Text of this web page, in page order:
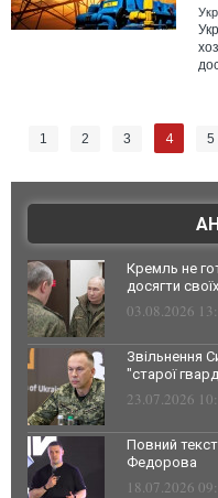
1 2 3 4 5
Кремль не
досягти
03.08.2026
Звільнення
"старої
23.07.2026
Повний
Федорова
18.07.2026